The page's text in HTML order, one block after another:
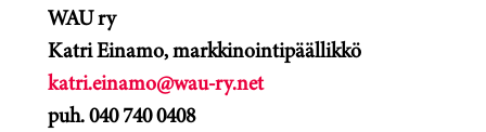
WAU ry
Katri Einamo, markkinointipäällikkö
katri.einamo@wau-ry.net
puh. 040 740 0408